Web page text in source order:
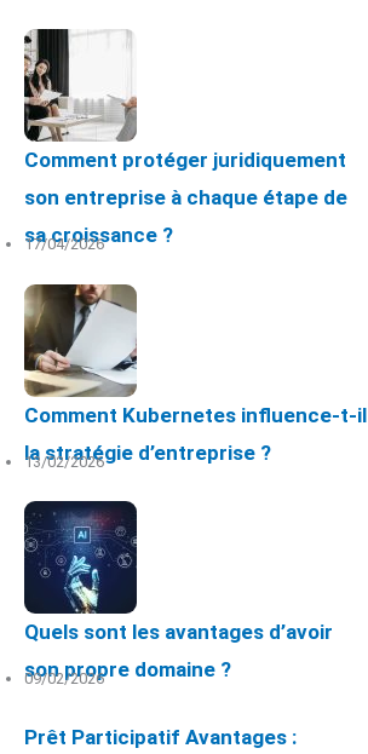
Comment protéger juridiquement
son entreprise à chaque étape de
sa croissance ?
17/04/2026
Comment Kubernetes influence-t-il
la stratégie d’entreprise ?
13/02/2026
Quels sont les avantages d’avoir
son propre domaine ?
09/02/2026
Prêt Participatif Avantages :